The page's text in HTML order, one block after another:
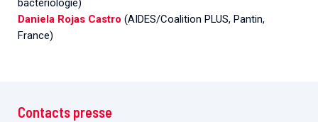
bactériologie)
Daniela Rojas Castro (AIDES/Coalition PLUS, Pantin,
France)
Contacts presse